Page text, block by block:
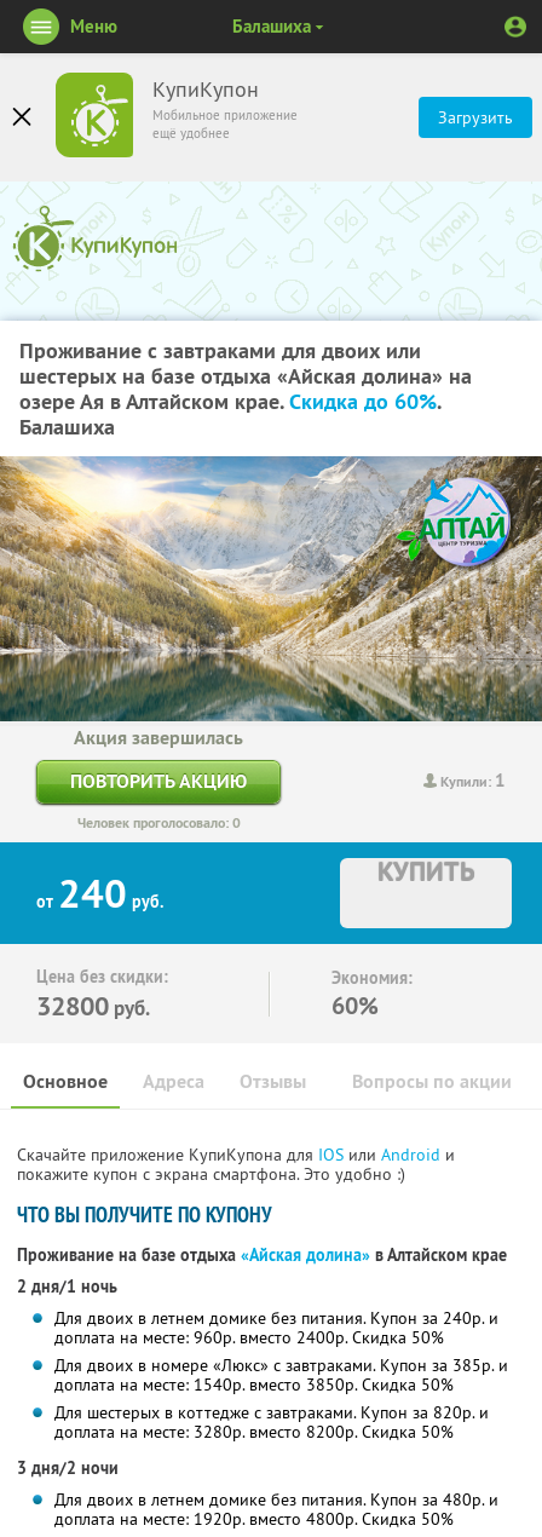
КупиКупон
Мобильное приложение
ещё удобнее
Загрузить
Меню Балашиха
Проживание с завтраками для двоих или
шестерых на базе отдыха «Айская долина» на
озере Ая в Алтайском крае.Скидка до 60%.
Балашиха
Купили: 1
Акция завершилась
ПОВТОРИТЬ АКЦИЮ
Человек проголосовало: 0
от 240 руб.
КУПИТЬ
Цена без скидки:
32800 руб.
Экономия:
60%
Основное Отзывы Вопросы по акции
Адреса
Скачайте приложение КупиКупона для IOS или Android и
покажите купон с экрана смартфона. Это удобно :)
ЧТО ВЫ ПОЛУЧИТЕ ПО КУПОНУ
Проживание на базе отдыха «Айская долина» в Алтайском крае
2 дня/1 ночь
Для двоих в летнем домике без питания. Купон за 240р. и
доплата на месте: 960р. вместо 2400р. Скидка 50%
Для двоих в номере «Люкс» с завтраками. Купон за 385р. и
доплата на месте: 1540р. вместо 3850р. Скидка 50%
Для шестерых в коттедже с завтраками. Купон за 820р. и
доплата на месте: 3280р. вместо 8200р. Скидка 50%
3 дня/2 ночи
Для двоих в летнем домике без питания. Купон за 480р. и
доплата на месте: 1920р. вместо 4800р. Скидка 50%